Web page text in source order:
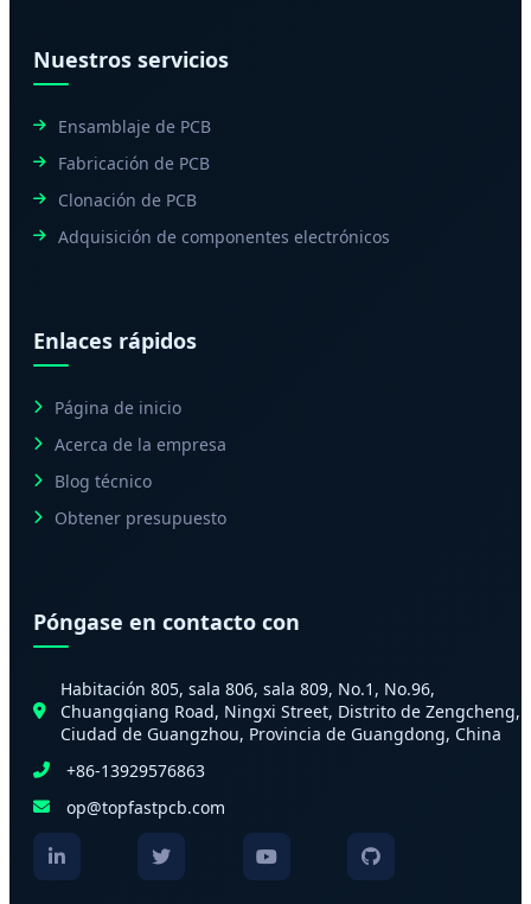
Nuestros servicios
Ensamblaje de PCB
Fabricación de PCB
Clonación de PCB
Adquisición de componentes electrónicos
Enlaces rápidos
Página de inicio
Acerca de la empresa
Blog técnico
Obtener presupuesto
Póngase en contacto con
Habitación 805, sala 806, sala 809, No.1, No.96,
Chuangqiang Road, Ningxi Street, Distrito de Zengcheng,
Ciudad de Guangzhou, Provincia de Guangdong, China
+86-13929576863
op@topfastpcb.com